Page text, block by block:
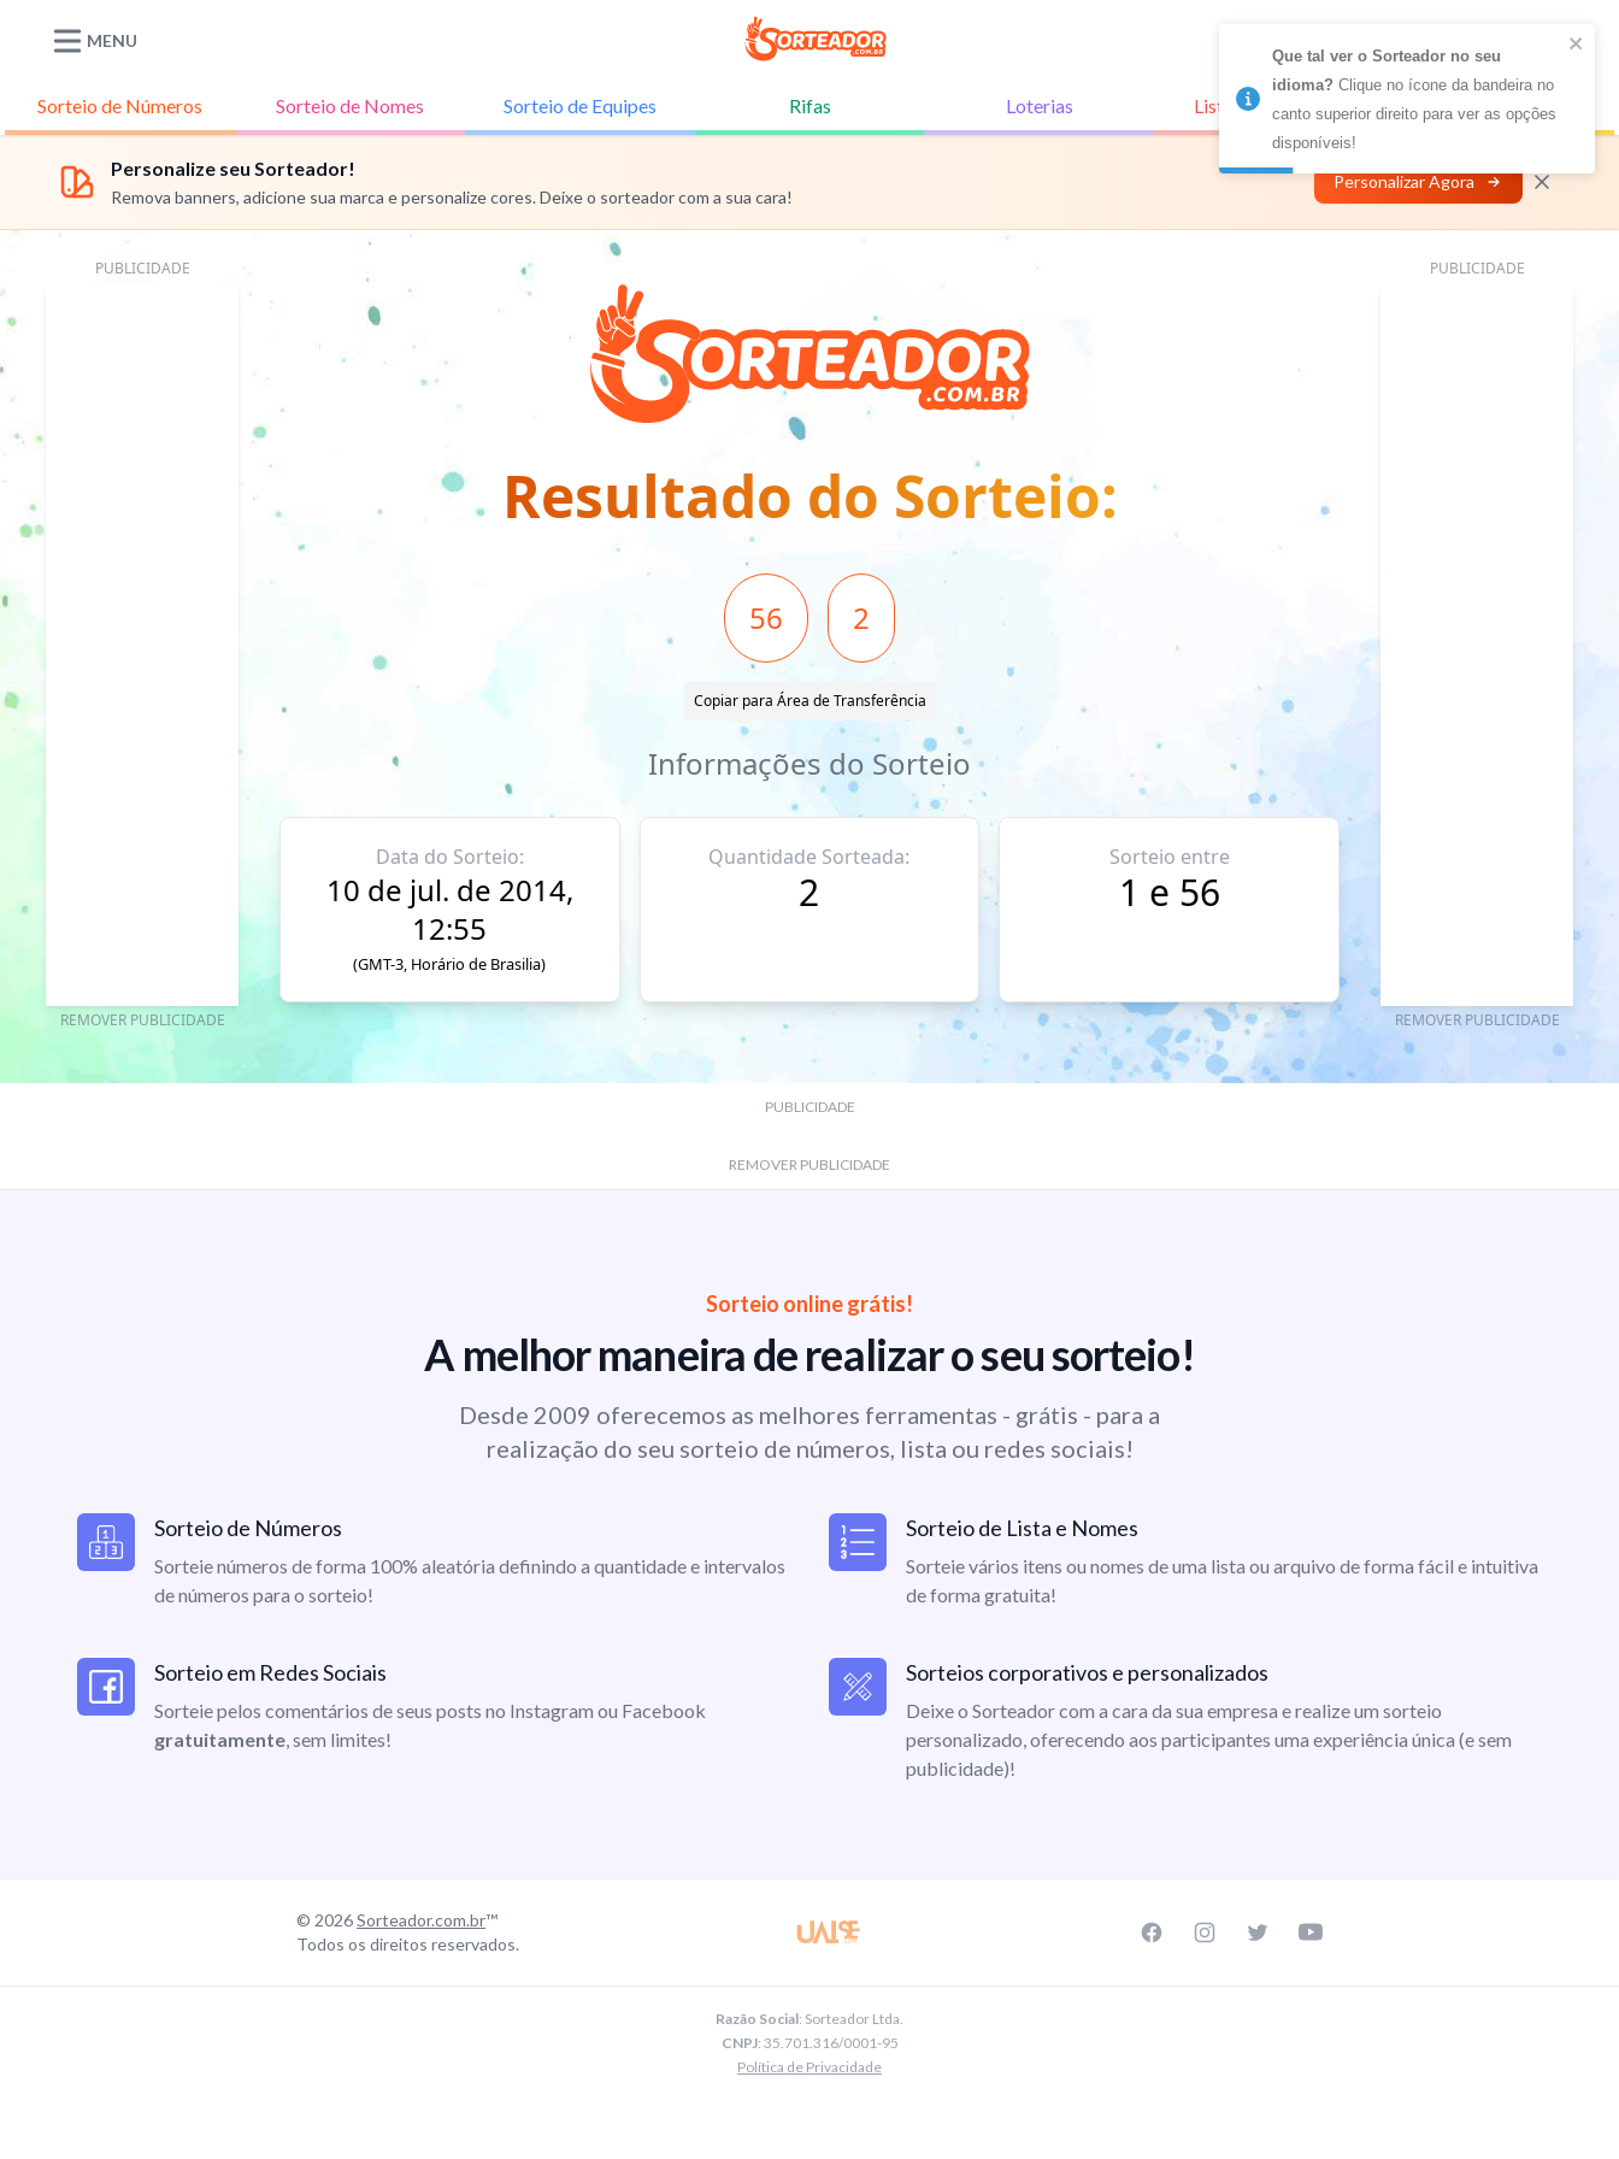
MENU
Sorteio deNúmeros Sorteio deNomes Sorteio deEquipes Rifas Loterias Listas Conectadas Personalizar
Personalize seu Sorteador!
Remova banners, adicione sua marca e personalize cores. Deixe o sorteador com a sua cara!
Personalizar Agora
PUBLICIDADE
REMOVER PUBLICIDADE
Resultado do Sorteio:
56 2
Copiar para Área de Transferência
Informações do Sorteio
Data do Sorteio:
10 de jul. de 2014,
12:55
(GMT-3, Horário de Brasilia)
Quantidade Sorteada:
2
Sorteio entre
1 e 56
PUBLICIDADE
REMOVER PUBLICIDADE
PUBLICIDADE
REMOVER PUBLICIDADE
Sorteio online grátis!
A melhor maneira de realizar o seu sorteio!
Desde 2009 oferecemos as melhores ferramentas - grátis - para a
realização do seu sorteio de números, lista ou redes sociais!
Sorteio de Números
Sorteie números de forma 100% aleatória definindo a quantidade e intervalos
de números para o sorteio!
Sorteio de Lista e Nomes
Sorteie vários itens ou nomes de uma lista ou arquivo de forma fácil e intuitiva
de forma gratuita!
Sorteio em Redes Sociais
Sorteie pelos comentários de seus posts no Instagram ou Facebook
gratuitamente, sem limites!
Sorteios corporativos e personalizados
Deixe o Sorteador com a cara da sua empresa e realize um sorteio
personalizado, oferecendo aos participantes uma experiência única (e sem
publicidade)!
© 2026Sorteador.com.br™
Todos os direitos reservados.
Razão Social: Sorteador Ltda.
CNPJ: 35.701.316/0001-95
Política de Privacidade
Que tal ver o Sorteador no seu
idioma? Clique no ícone da bandeira no
canto superior direito para ver as opções
disponíveis!